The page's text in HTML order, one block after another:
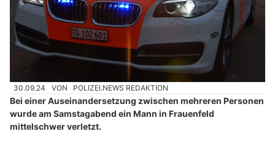
30.09.24 VON POLIZEI.NEWS REDAKTION
Bei einer Auseinandersetzung zwischen mehreren Personen
wurde am Samstagabend ein Mann in Frauenfeld
mittelschwer verletzt.